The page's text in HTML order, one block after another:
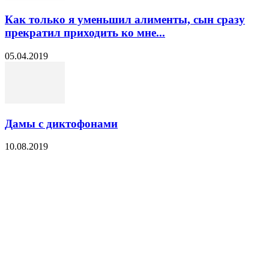
Как только я уменьшил алименты, сын сразу
прекратил приходить ко мне...
05.04.2019
Дамы с диктофонами
10.08.2019